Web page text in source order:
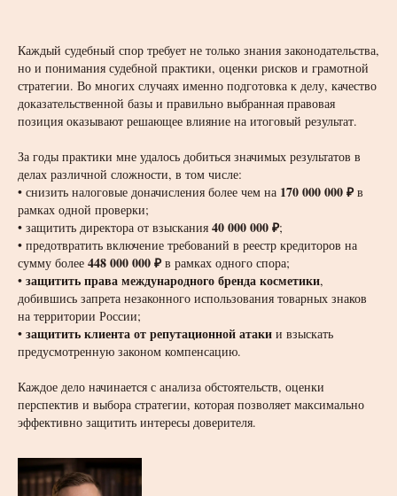
Каждый судебный спор требует не только знания законодательства,
но и понимания судебной практики, оценки рисков и грамотной
стратегии. Во многих случаях именно подготовка к делу, качество
доказательственной базы и правильно выбранная правовая
позиция оказывают решающее влияние на итоговый результат.
За годы практики мне удалось добиться значимых результатов в
делах различной сложности, в том числе:
• снизить налоговые доначисления более чем на 170 000 000 ₽в
рамках одной проверки;
• защитить директора от взыскания 40 000 000 ₽;
• предотвратить включение требований в реестр кредиторов на
сумму более 448 000 000 ₽в рамках одного спора;
• защитить права международного бренда косметики,
добившись запрета незаконного использования товарных знаков
на территории России;
• защитить клиента от репутационной атаки и взыскать
предусмотренную законом компенсацию.
Каждое дело начинается с анализа обстоятельств, оценки
перспектив и выбора стратегии, которая позволяет максимально
эффективно защитить интересы доверителя.